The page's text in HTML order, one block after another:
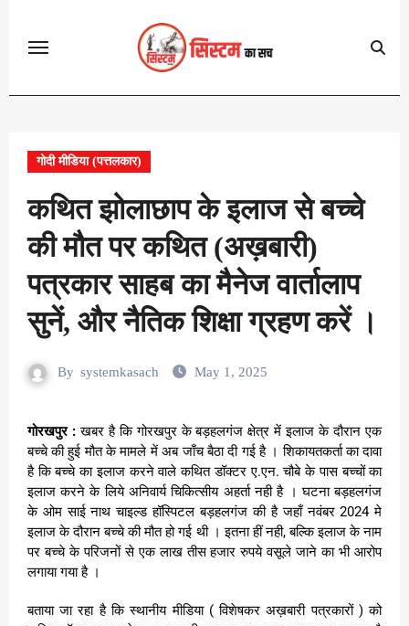
गोदी मीडिया (पत्तलकार)
कथित झोलाछाप के इलाज से बच्चे
की मौत पर कथित (अख़बारी)
पत्रकार साहब का मैनेज वार्तालाप
सुनें, और नैतिक शिक्षा ग्रहण करें ।
By systemkasach May 1, 2025
गोरखपुर :खबर है कि गोरखपुर के बड़हलगंज क्षेत्र में इलाज के दौरान एक
बच्चे की हुई मौत के मामले में अब जाँच बैठा दी गई है । शिकायतकर्ता का दावा
है कि बच्चे का इलाज करने वाले कथित डॉक्टर ए.एन. चौबे के पास बच्चों का
इलाज करने के लिये अनिवार्य चिकित्सीय अहर्ता नही है । घटना बड़हलगंज
के ओम साई नाथ चाइल्ड हॉस्पिटल बड़हलगंज की है जहाँ नवंबर 2024 मे
इलाज के दौरान बच्चे की मौत हो गई थी । इतना हीं नही, बल्कि इलाज के नाम
पर बच्चे के परिजनों से एक लाख तीस हजार रुपये वसूले जाने का भी आरोप
लगाया गया है ।
बताया जा रहा है कि स्थानीय मीडिया ( विशेषकर अख़बारी पत्रकारों ) को